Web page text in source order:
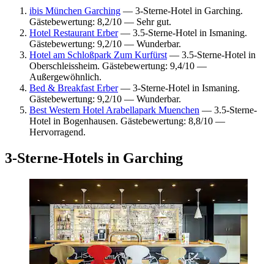
ibis München Garching — 3-Sterne-Hotel in Garching.
Gästebewertung: 8,2/10 — Sehr gut.
Hotel Restaurant Erber— 3.5-Sterne-Hotel in Ismaning.
Gästebewertung: 9,2/10 — Wunderbar.
Hotel am Schloßpark Zum Kurfürst — 3.5-Sterne-Hotel in
Oberschleissheim. Gästebewertung: 9,4/10 —
Außergewöhnlich.
Bed & Breakfast Erber— 3-Sterne-Hotel in Ismaning.
Gästebewertung: 9,2/10 — Wunderbar.
Best Western Hotel Arabellapark Muenchen — 3.5-Sterne-
Hotel in Bogenhausen. Gästebewertung: 8,8/10 —
Hervorragend.
3-Sterne-Hotels in Garching